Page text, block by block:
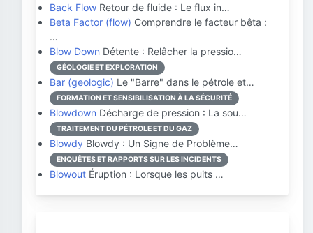
Back Flow Retour de fluide : Le flux in…
Beta Factor (flow) Comprendre le facteur bêta :
…
Blow Down Détente : Relâcher la pressio…
GÉOLOGIE ET EXPLORATION
Bar (geologic) Le "Barre" dans le pétrole et…
FORMATION ET SENSIBILISATION À LA SÉCURITÉ
Blowdown Décharge de pression : La sou…
TRAITEMENT DU PÉTROLE ET DU GAZ
Blowdy Blowdy : Un Signe de Problème…
ENQUÊTES ET RAPPORTS SUR LES INCIDENTS
Blowout Éruption : Lorsque les puits …